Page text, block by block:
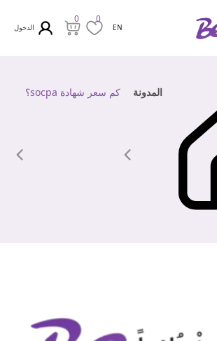
EN
0
0
الدخول
المدونة كم سعر شهادة socpa؟